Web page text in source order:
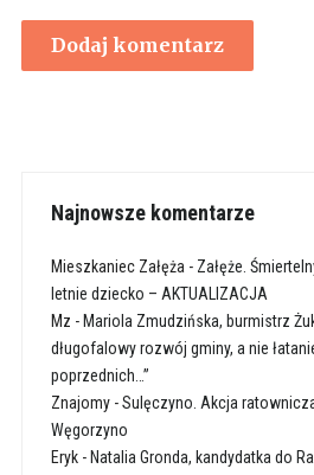
Najnowsze komentarze
Mieszkaniec Załęża - Załęże.
letnie dziecko – AKTUALIZACJA
Mz - Mariola Zmudzińska, burmistrz
długofalowy rozwój gminy, a nie
poprzednich…”
Znajomy-Sulęczyno. Akcja
Węgorzyno
Eryk- Natalia Gronda, kandydatka do